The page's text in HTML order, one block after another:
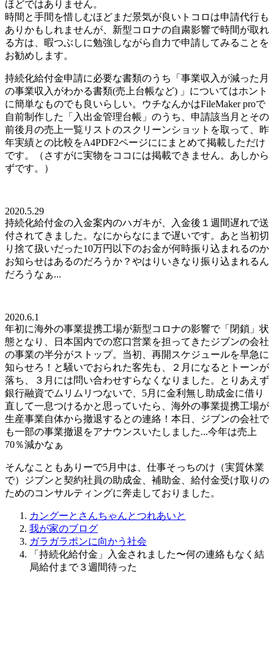
ほどではありません。
時間と手間を惜しむほどまだ景気が良いトコロは申請代行も
ありかもしれませんが、新型コロナの自粛影響で時間が取れ
る方は、暇つぶしに勉強しながら自力で申請してみることを
お勧めします。
持続化給付金申請に必要な書類のうち「事業収入が減った月
の事業収入がわかる書類(売上台帳など) 」についてはホント
に簡単なものでも良いらしい。ウチなんかはFileMaker proで
自前制作した「入出金管理台帳」のうち、申請該当月とその
前後月の売上一覧リストのスクリーンショットを取って、昨
年実績との比較をA4PDF2ページににまとめて掲載しただけ
です。（さすがに実物をココには掲載できません。あしから
ずです。）
2020.5.29
持続化給付金の入金案内のハガキが、入金後１週間遅れで送
付されてきました。なにからなにまで遅いです。あと当初切
り捨て扱いだった10万円以下のお金が何時振り込まれるのか
お知らせはあるのだろうか？やはりいきなり振り込まれるん
だろうなぁ...
2020.6.1
年初に海外の事業提携工場が新型コロナの影響で「閉鎖」状
態となり、日本国内での窓口営業を担ってきたジブンの会社
の事業の半分がストップ。当初、再開スケジュールを早急に
知らせろ！と騒いでおられた客先も、２月になるとトーンが
落ち、３月には問い合わせすらなくなりました。とりあえず
銀行融資でムリムリつないで、5月に金利無し助成金に借り
直して一息つけるかと思っていたら、海外の事業提携工場が
生産事業自体から撤退するとの連絡！本日、ジブンの会社で
も一部の事業撤退をアナウンスいたしました...今年は売上
70％減かなぁ
そんなこともありーで5月中は、仕事そっちのけ（実質休業
で）ジブンと契約社員の助成金、補助金、給付金受け取りの
ためのコンサルティングに奔走しておりました。
カングーとさんちゃんとつれあいと
我が家のブログ
ガラガラポンに向かう社会
「持続化給付金」入金されました〜何の連絡もなく結
局給付まで３週間待った